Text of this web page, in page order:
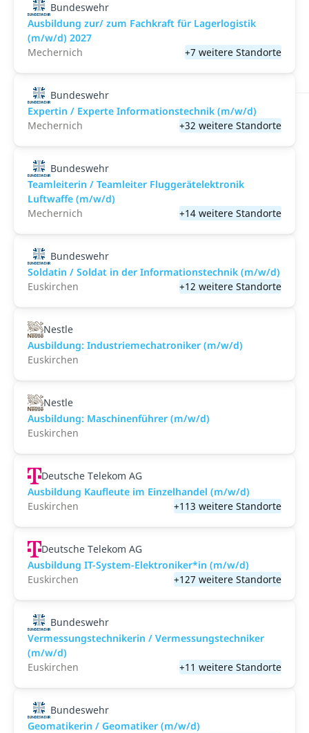
Bundeswehr
Ausbildung zur/ zum Fachkraft für Lagerlogistik
(m/w/d) 2027
Mechernich
+7 weitere Standorte
Bundeswehr
Expertin / Experte Informationstechnik (m/w/d)
Mechernich
+32 weitere Standorte
Bundeswehr
Teamleiterin / Teamleiter Fluggerätelektronik
Luftwaffe (m/w/d)
Mechernich
+14 weitere Standorte
Bundeswehr
Soldatin / Soldat in der Infor­mations­technik (m/w/d)
Euskirchen
+12 weitere Standorte
Nestle
Ausbildung: Industriemechatroniker (m/w/d)
Euskirchen
Nestle
Ausbildung: Maschinenführer (m/w/d)
Euskirchen
Deutsche Telekom AG
Ausbildung Kaufleute im Einzelhandel (m/w/d)
Euskirchen
+113 weitere Standorte
Deutsche Telekom AG
Ausbildung IT-System-Elektroniker*in (m/w/d)
Euskirchen
+127 weitere Standorte
Bundeswehr
Vermessungstechnikerin / Vermessungstechniker
(m/w/d)
Euskirchen
+11 weitere Standorte
Bundeswehr
Geomatikerin / Geomatiker (m/w/d)